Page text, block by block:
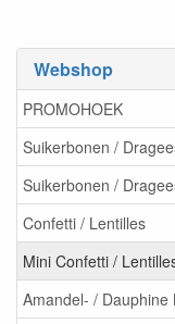
Webshop
PROMOHOEK
Suikerbonen /
Suikerbonen /
Confetti / Lentilles
Mini Confetti /
Amandel- / Dauphine